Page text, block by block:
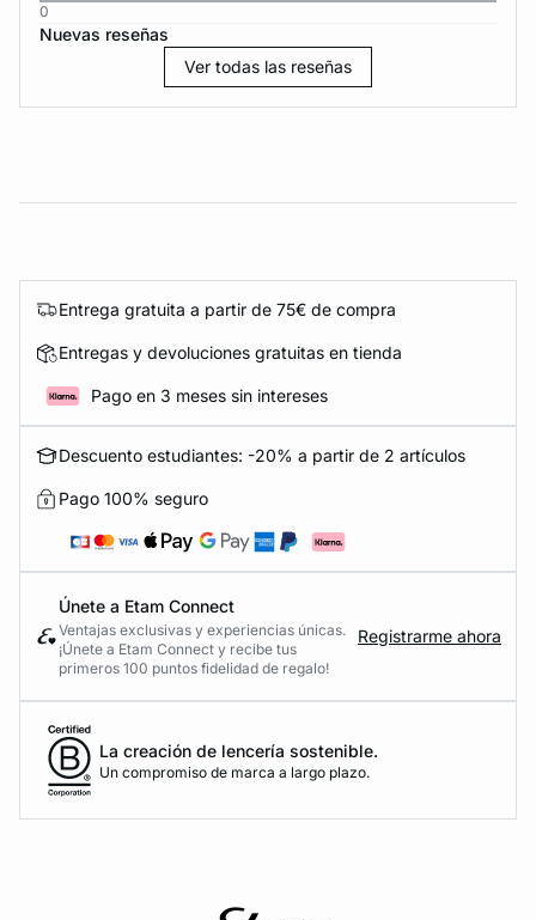
0
Nuevas reseñas
Ver todas las reseñas
Entrega gratuita a partir de 75€ de compra
Entregas y devoluciones gratuitas en tienda
Pago en 3 meses sin intereses
Descuento estudiantes: -20% a partir de 2 artículos
Pago 100% seguro
Únete a Etam Connect
Ventajas exclusivas y experiencias únicas.
¡Únete a Etam Connect y recibe tus
primeros 100 puntos fidelidad de regalo!
Registrarme ahora
La creación de lencería sostenible.
Un compromiso de marca a largo plazo.